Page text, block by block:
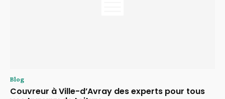
Blog
Couvreur à Ville-d’Avray des experts pour tous